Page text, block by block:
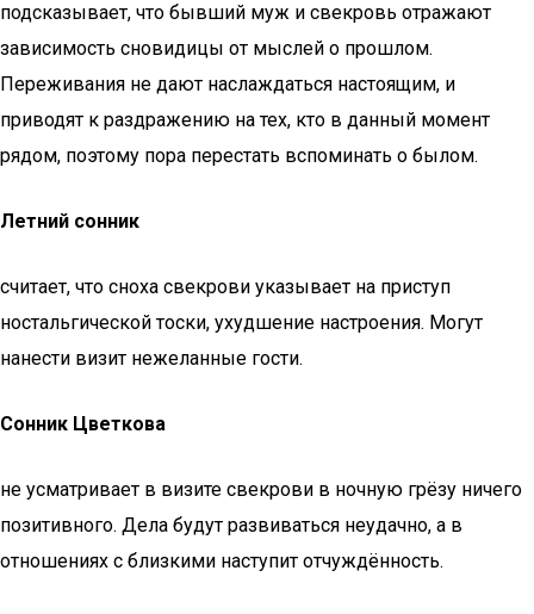
подсказывает, что бывший муж и свекровь отражают
зависимость сновидицы от мыслей о прошлом.
Переживания не дают наслаждаться настоящим, и
приводят к раздражению на тех, кто в данный момент
рядом, поэтому пора перестать вспоминать о былом.
Летний сонник
считает, что сноха свекрови указывает на приступ
ностальгической тоски, ухудшение настроения. Могут
нанести визит нежеланные гости.
Сонник Цветкова
не усматривает в визите свекрови в ночную грёзу ничего
позитивного. Дела будут развиваться неудачно, а в
отношениях с близкими наступит отчуждённость.